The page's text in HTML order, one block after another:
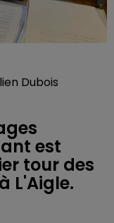
Dubois
est
tour des
L'Aigle.